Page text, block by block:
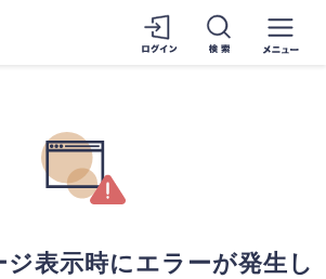
表示時にエラーが発生し